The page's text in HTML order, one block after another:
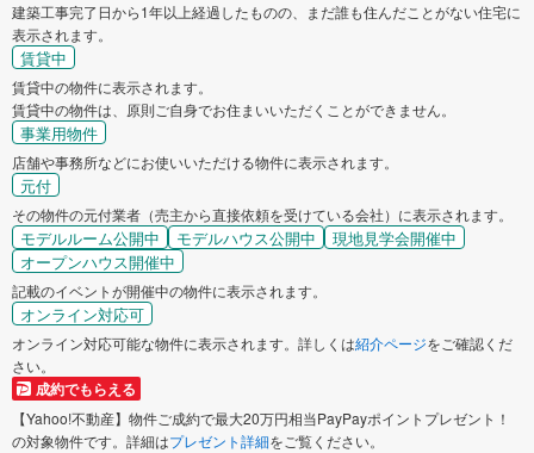
建築工事完了日から1年以上経過したものの、まだ誰も住んだことがない住宅に
表示されます。
賃貸中
賃貸中の物件に表示されます。
賃貸中の物件は、原則ご自身でお住まいいただくことができません。
事業用物件
店舗や事務所などにお使いいただける物件に表示されます。
元付
その物件の元付業者（売主から直接依頼を受けている会社）に表示されます。
モデルルーム公開中 モデルハウス公開中
現地見学会開催中
オープンハウス開催中
記載のイベントが開催中の物件に表示されます。
オンライン対応可
オンライン対応可能な物件に表示されます。詳しくは紹介ページをご確認くだ
さい。
成約でもらえる
【Yahoo!不動産】物件ご成約で最大20万円相当PayPayポイントプレゼント！
の対象物件です。詳細はプレゼント詳細をご覧ください。